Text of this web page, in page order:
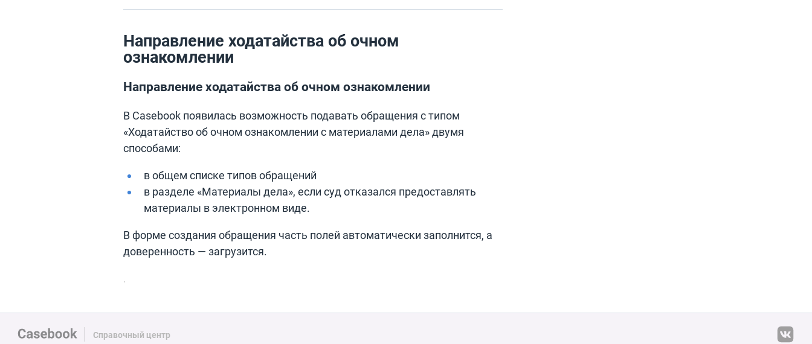
Направление ходатайства об очном
ознакомлении
Направление ходатайства об очном ознакомлении
В Casebook появилась возможность подавать обращения с типом
«Ходатайство об очном ознакомлении с материалами дела» двумя
способами:
в общем списке типов обращений
в разделе «Материалы дела», если суд отказался предоставлять
материалы в электронном виде.
В форме создания обращения часть полей автоматически заполнится, а
доверенность — загрузится.
Справочный центр